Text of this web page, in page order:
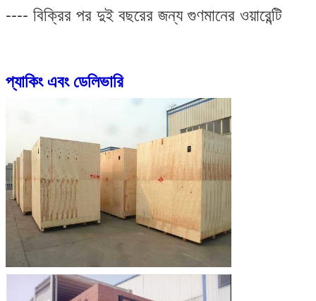
---- বিক্রির পর দুই বছরের জন্য গুণমানের ওয়ারেন্টি
প্যাকিং এবং ডেলিভারি